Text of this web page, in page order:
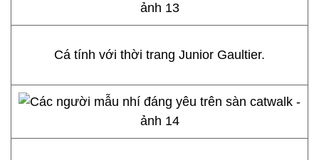
Cá tính với thời trang Junior Gaultier.